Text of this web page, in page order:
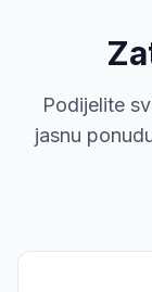
Podijelite
jasnu